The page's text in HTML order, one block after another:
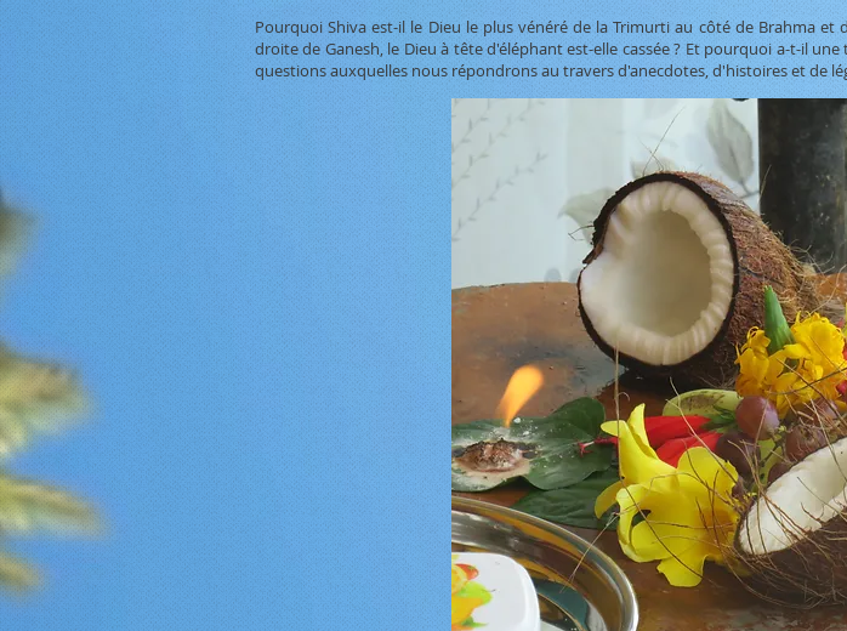
Pourquoi Shiva est-il le Dieu le plus vénéré de la Trimurti au côté de Brahma
droite de Ganesh, le Dieu à tête d'éléphant est-elle cassée ? Et pourquoi a-t-il
questions auxquelles nous répondrons au travers d'anecdotes, d'histoires et de